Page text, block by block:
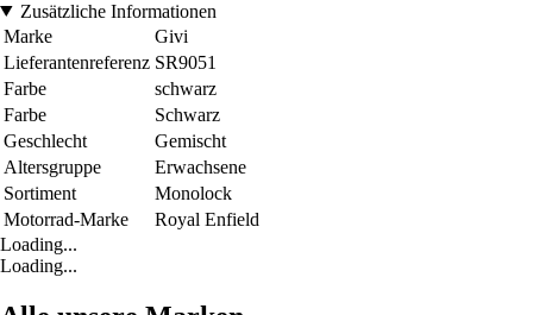
Zusätzliche Informationen
Marke
Givi
Lieferantenreferenz SR9051
Farbe
schwarz
Farbe
Schwarz
Geschlecht
Gemischt
Altersgruppe
Erwachsene
Sortiment
Monolock
Motorrad-Marke
Royal Enfield
Loading...
Loading...